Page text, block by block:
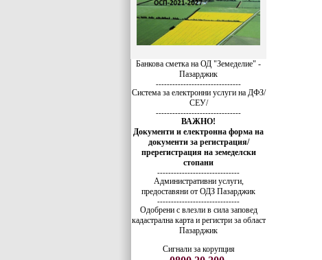
Банкова сметка на ОД "Земеделие" -
Пазарджик
-------------------------------
Система за електронни услуги на ДФЗ/
СЕУ/
-------------------------------
ВАЖНО!
Документи и електронна форма на
документи за регистрация/
пререгистрация на земеделски
стопани
------------------------------
Административни услуги,
предоставяни от ОДЗ Пазарджик
------------------------------
Одобрени с влезли в сила заповед
кадастрална карта и регистри за област
Пазарджик
Сигнали за корупция